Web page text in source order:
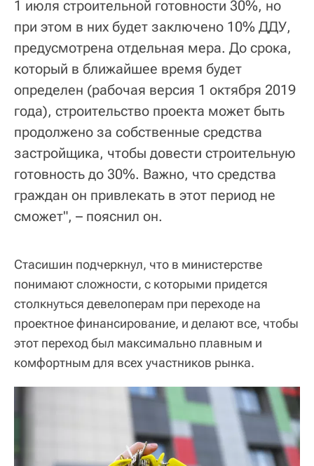
1 июля строительной готовности 30%, но
при этом в них будет заключено 10% ДДУ,
предусмотрена отдельная мера. До срока,
который в ближайшее время будет
определен (рабочая версия 1 октября 2019
года), строительство проекта может быть
продолжено за собственные средства
застройщика, чтобы довести строительную
готовность до 30%. Важно, что средства
граждан он привлекать в этот период не
сможет", – пояснил он.
Стасишин подчеркнул, что в министерстве
понимают сложности, с которыми придется
столкнуться девелоперам при переходе на
проектное финансирование, и делают все, чтобы
этот переход был максимально плавным и
комфортным для всех участников рынка.